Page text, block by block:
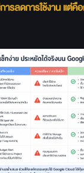
ารลดการใช้งาน แต่คื